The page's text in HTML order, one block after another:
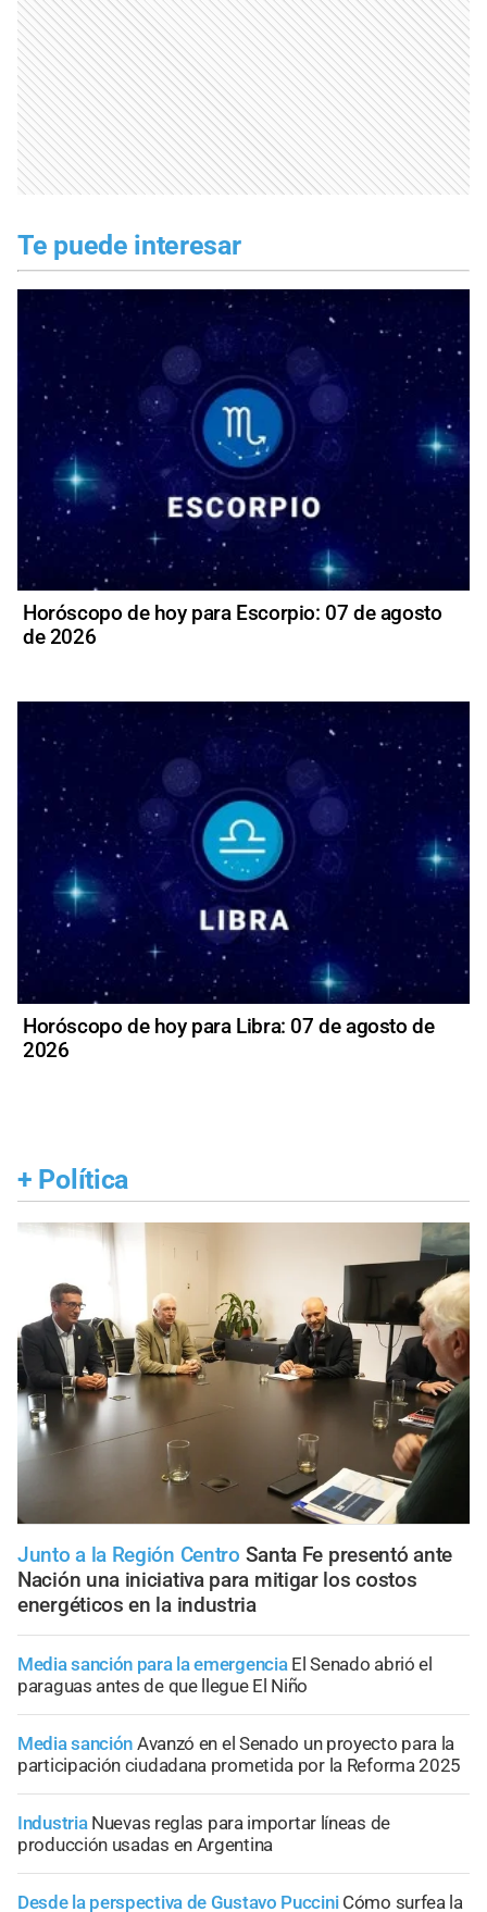
Te puede interesar
Horóscopo de hoy para Escorpio: 07 de agosto
de 2026
Horóscopo de hoy para Libra: 07 de agosto de
2026
+ Política
Junto a la Región Centro Santa Fe presentó ante
Nación una iniciativa para mitigar los costos
energéticos en la industria
Media sanción para la emergencia El Senado abrió el
paraguas antes de que llegue El Niño
Media sanción Avanzó en el Senado un proyecto para la
participación ciudadana prometida por la Reforma 2025
Industria Nuevas reglas para importar líneas de
producción usadas en Argentina
Desde la perspectiva de Gustavo Puccini Cómo surfea la